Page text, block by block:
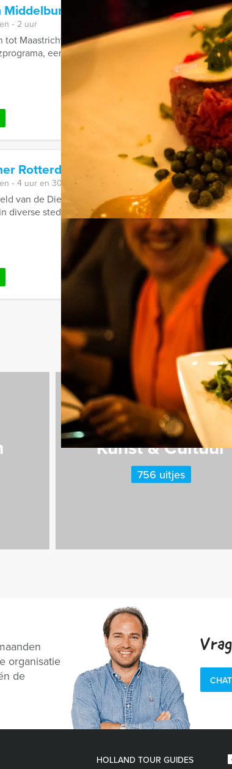
‐ 2 uur
tot Maastricht en van Brugge tot Enschede, de
een cross-over tussen Ik ...
Rotterdam
‐ 4 uur en 30 minuten
van de Dienst Landelijke Recherche en beleef
diverse steden in Nederland en ...
Kunst & Cultuur
756 uitjes
organisatie
de
HOLLAND TOUR GUIDES